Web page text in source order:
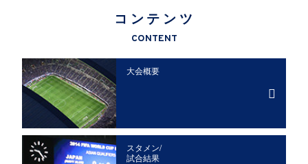
コンテンツ
CONTENT
大会概要
スタメン/
試合結果